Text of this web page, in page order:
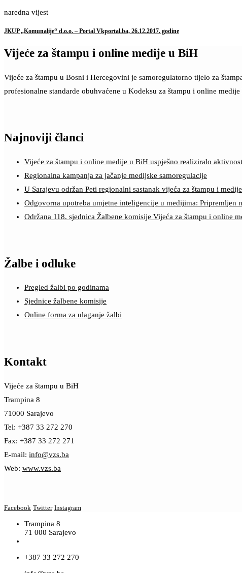
naredna vijest
JKUP „Komunalije“ d.o.o. – Portal Vkportal.ba, 26.12.2017. godine
Vijeće za štampu i online medije u BiH
Vijeće za štampu u Bosni i Hercegovini je samoregulatorno tijelo za
profesionalne standarde obuhvaćene u Kodeksu za štampu i online
Najnoviji članci
Vijeće za štampu i online medije u BiH uspješno realiziralo
Regionalna kampanja za jačanje medijske samoregulacije
U Sarajevu održan Peti regionalni sastanak vijeća za štampu i
Odgovorna upotreba umjetne inteligencije u medijima: Pripremljen
Održana 118. sjednica Žalbene komisije Vijeća za štampu i online
Žalbe i odluke
Pregled žalbi po godinama
Sjednice žalbene komisije
Online forma za ulaganje žalbi
Kontakt
Vijeće za štampu u BiH
Trampina 8
71000 Sarajevo
Tel: +387 33 272 270
Fax: +387 33 272 271
E-mail: info@vzs.ba
Web: www.vzs.ba
Facebook Twitter Instagram
Trampina 8
71 000 Sarajevo
+387 33 272 270